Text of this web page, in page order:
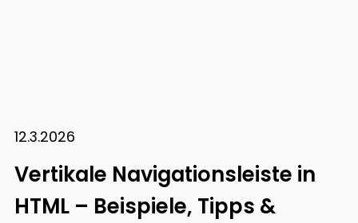
12.3.2026
Vertikale Navigationsleiste in
HTML – Beispiele, Tipps &